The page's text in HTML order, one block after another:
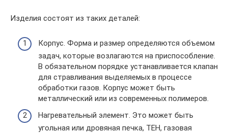
Изделия состоят из таких деталей:
Корпус. Форма и размер определяются объемом
задач, которые возлагаются на приспособление.
В обязательном порядке устанавливается клапан
для стравливания выделяемых в процессе
обработки газов. Корпус может быть
металлический или из современных полимеров.
Нагревательный элемент. Это может быть
угольная или дровяная печка, ТЕН, газовая